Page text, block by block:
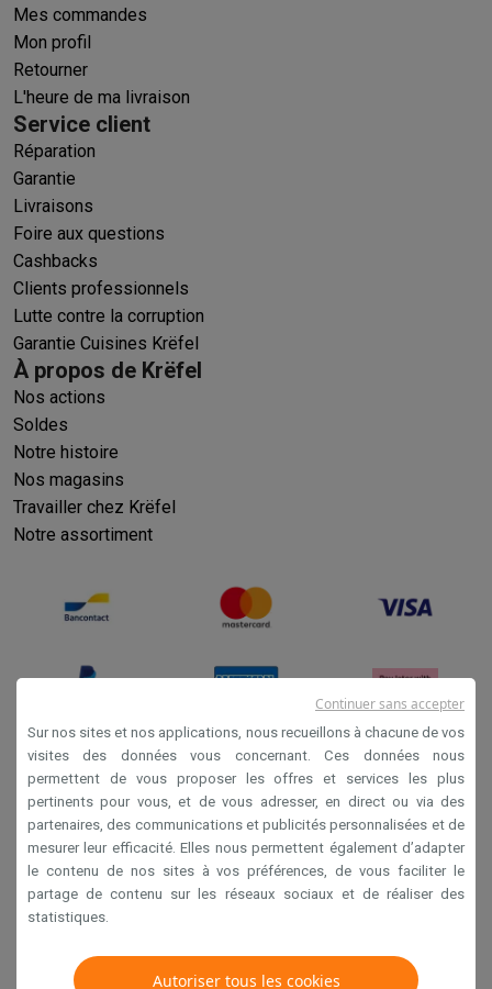
Mes commandes
Mon profil
Retourner
L'heure de ma livraison
Service client
Réparation
Garantie
Livraisons
Foire aux questions
Cashbacks
Clients professionnels
Lutte contre la corruption
Garantie Cuisines Krëfel
À propos de Krëfel
Nos actions
Soldes
Notre histoire
Nos magasins
Travailler chez Krëfel
Notre assortiment
Conditions générales de vente
Privacy
Disclaimer
Cookies
Krëfel NV - Steenstraat 44 - Industriezone 4 "T Sas",
Sur nos sites et nos applications, nous recueillons à chacune de vos
visites des données vous concernant. Ces données nous
permettent de vous proposer les offres et services les plus
pertinents pour vous, et de vous adresser, en direct ou via des
partenaires, des communications et publicités personnalisées et de
mesurer leur efficacité. Elles nous permettent également d’adapter
le contenu de nos sites à vos préférences, de vous faciliter le
partage de contenu sur les réseaux sociaux et de réaliser des
statistiques.
Autoriser tous les cookies
Continuer sans accepter